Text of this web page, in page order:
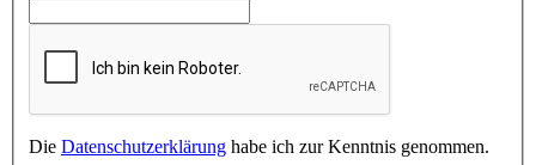
Die Datenschutzerklärung habe ich zur Kenntnis genommen.